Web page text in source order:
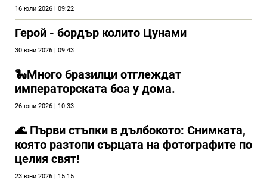
16 юли 2026 | 09:22
Герой - бордър колито Цунами
30 юни 2026 | 09:43
🐍Много бразилци отглеждат
императорската боа у дома.
26 юни 2026 | 10:33
🌊 Първи стъпки в дълбокото: Снимката,
която разтопи сърцата на фотографите по
целия свят!
23 юни 2026 | 15:15